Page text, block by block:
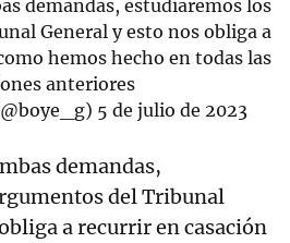
demandas, estudiaremos los
General y esto nos obliga a
hemos hecho en todas las
anteriores
5 de julio de 2023
demandas,
del Tribunal
a recurrir en casación